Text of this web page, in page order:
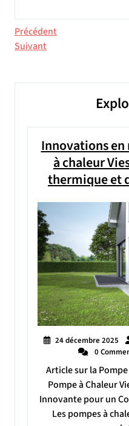
Navigation
de
Article
précédent
Précédent
Article
Suivant
Innovations
à chaleur
thermique et
24 décembre 2025
0
Article sur la
Pompe à Chaleur
Innovante pour un
Les pompes à